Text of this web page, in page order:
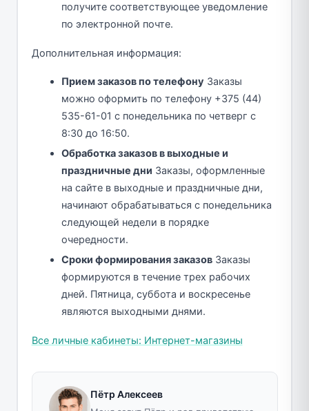
получите соответствующее уведомление
по электронной почте.
Дополнительная информация:
Прием заказов по телефону Заказы
можно оформить по телефону +375 (44)
535-61-01 с понедельника по четверг с
8:30 до 16:50.
Обработка заказов в выходные и
праздничные дни Заказы, оформленные
на сайте в выходные и праздничные дни,
начинают обрабатываться с понедельника
следующей недели в порядке
очередности.
Сроки формирования заказов Заказы
формируются в течение трех рабочих
дней. Пятница, суббота и воскресенье
являются выходными днями.
Все личные кабинеты: Интернет-магазины
Пётр Алексеев